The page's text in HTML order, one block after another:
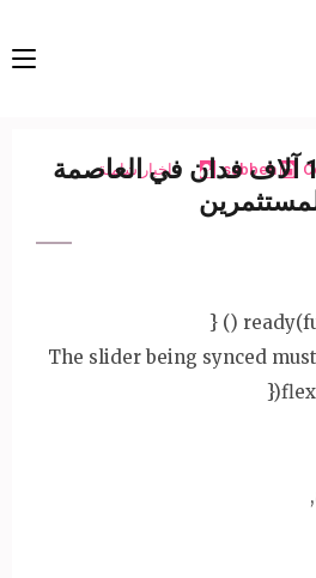
sabbeh اخبار شاملة
السيسي: طرح 10 آلاف فدان في العاصمة